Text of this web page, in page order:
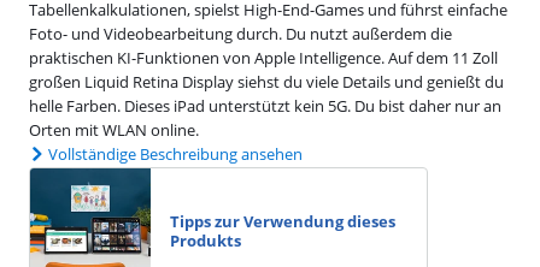
Tabellenkalkulationen, spielst High-End-Games und führst einfache
Foto- und Videobearbeitung durch. Du nutzt außerdem die
praktischen KI-Funktionen von Apple Intelligence. Auf dem 11 Zoll
großen Liquid Retina Display siehst du viele Details und genießt du
helle Farben. Dieses iPad unterstützt kein 5G. Du bist daher nur an
Orten mit WLAN online.
Vollständige Beschreibung ansehen
Tipps zur Verwendung dieses
Produkts